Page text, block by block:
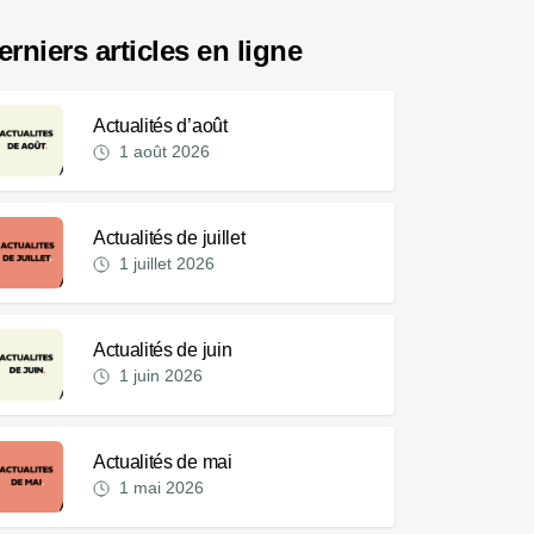
articles en ligne
Actualités d’août
1 août 2026
Actualités de juillet
1 juillet 2026
Actualités de juin
1 juin 2026
Actualités de mai
1 mai 2026